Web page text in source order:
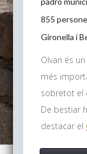
855
Gironella i
Olvan és
més
sobretot el
De bestiar
destacar el